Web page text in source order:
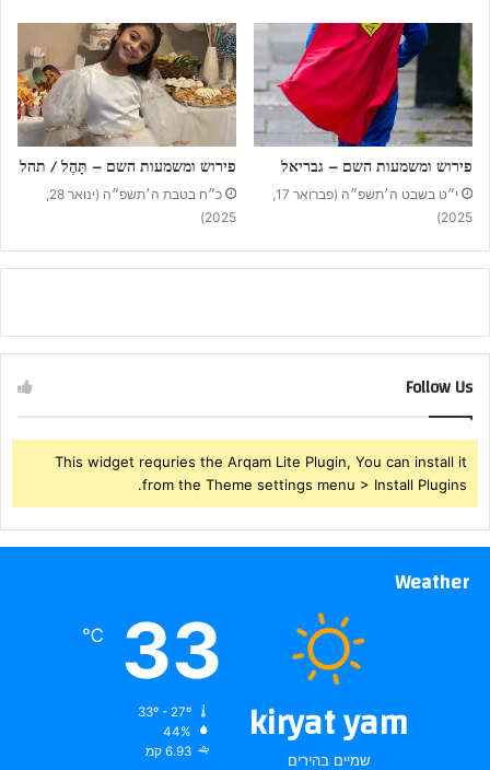
פירוש ומשמעות השם – גבריאל
2025)
פירוש ומשמעות השם – תָּהֶל / תהל
2025)
Follow Us
This widget requries the Arqam Lite Plugin, You can install it
from the Theme settings menu > Install Plugins.
Weather
kiryat yam
שמיים בהירים
33
℃
44%
6.93 קמ